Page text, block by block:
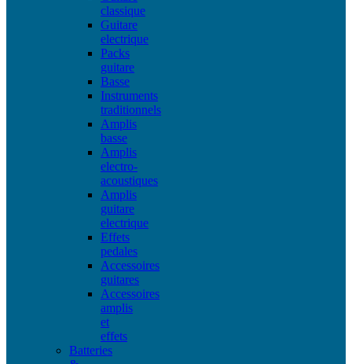
classique
Guitare
electrique
Packs
guitare
Basse
Instruments
traditionnels
Amplis
basse
Amplis
electro-
acoustiques
Amplis
guitare
electrique
Effets
pedales
Accessoires
guitares
Accessoires
amplis
et
effets
Batteries